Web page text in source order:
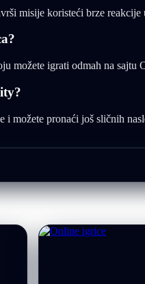
misije koristeći brze
možete igrati odmah na sajtu
možete pronaći još sličnih